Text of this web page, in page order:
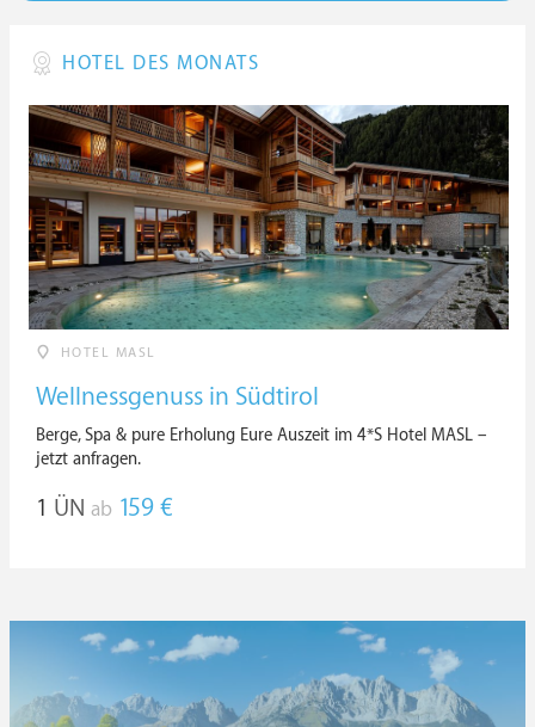
HOTEL DES MONATS
HOTEL MASL
Wellnessgenuss in Südtirol
Berge, Spa & pure Erholung Eure Auszeit im 4*S Hotel MASL –
jetzt anfragen.
1 ÜN ab 159 €